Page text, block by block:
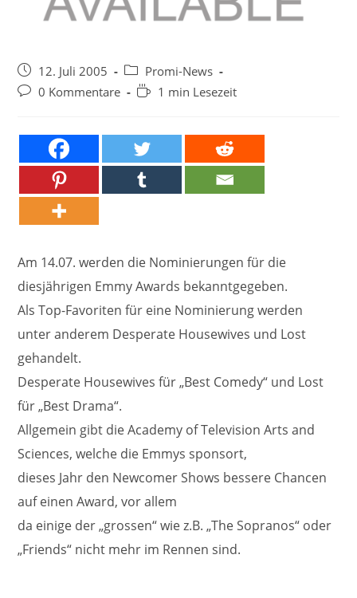
Beitrag
veröffentlicht:
12. Juli 2005
Beitrags-
Kategorie:
Promi-News
Beitrags-
0 Kommentare Lesedauer:
1 min Lesezeit
Am 14.07. werden die Nominierungen für die
diesjährigen Emmy Awards bekanntgegeben.
Als Top-Favoriten für eine Nominierung werden
unter anderem Desperate Housewives und Lost
gehandelt.
Desperate Housewives für „Best Comedy“ und Lost
für „Best Drama“.
Allgemein gibt die Academy of Television Arts and
Sciences, welche die Emmys sponsort,
dieses Jahr den Newcomer Shows bessere Chancen
auf einen Award, vor allem
da einige der „grossen“ wie z.B. „The Sopranos“ oder
„Friends“ nicht mehr im Rennen sind.